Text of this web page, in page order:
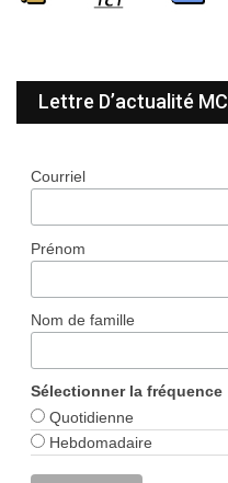
Lettre D’actualité MC
Courriel
Prénom
Nom de famille
Sélectionner la fréquence
Quotidienne
Hebdomadaire